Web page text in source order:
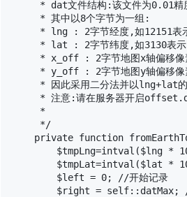
* dat文件结构:该文件为0.01精
     * 其中以8个字节为一组:
* lng : 2字节经度,如12151表
* lat : 2字节纬度,如3130表
* x_off : 2字节地图x轴偏移像
* y_off : 2字节地图y轴偏移像
* 因此采用二分法并以lng+lat
* 注意:请在服务器开启
     *
     */
private function
$tmpLng=intval($lng *
$tmpLat=intval($lat *
        $left = 0; //开始记录
$right = self::datMax;